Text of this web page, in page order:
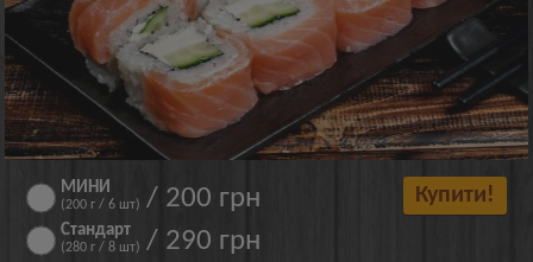
МИНИ
(200 г / 6 шт) / 200 грн
Стандарт
(280 г / 8 шт) / 290 грн
Купити!